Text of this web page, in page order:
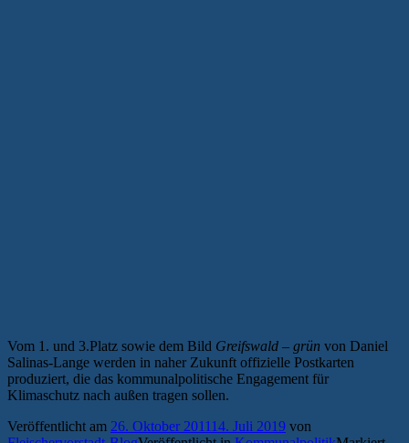
Vom 1. und 3.Platz sowie dem Bild Greifswald – grün von Daniel
Salinas-Lange werden in naher Zukunft offizielle Postkarten
produziert, die das kommunalpolitische Engagement für
Klimaschutz nach außen tragen sollen.
Veröffentlicht am 26. Oktober 201114. Juli 2019 von